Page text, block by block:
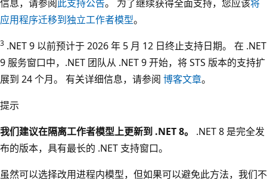
信息，请参阅此支持公告。 为了继续获得全面支持，您应该将
应用程序迁移到独立工作者模型。
3 .NET 9 以前预计于 2026 年 5 月 12 日终止支持日期。 在 .NET
9 服务窗口中，.NET 团队从 .NET 9 开始，将 STS 版本的支持扩
展到 24 个月。 有关详细信息，请参阅 博客文章。
提示
我们建议在隔离工作者模型上更新到 .NET 8。
.NET 8 是完全发
布的版本，具有最长的 .NET 支持窗口。
虽然可以选择改用进程内模型，但如果可以避免此方法，我们不